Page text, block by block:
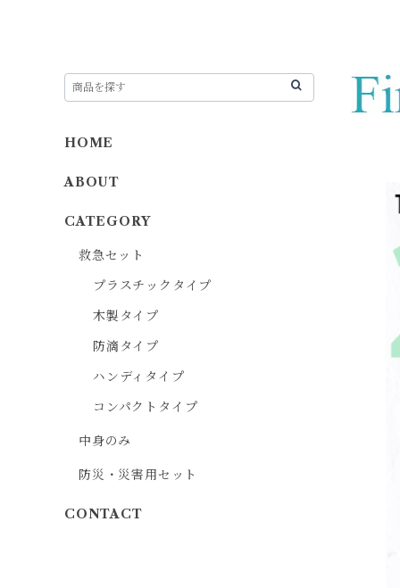
HOME
ABOUT
CATEGORY
救急セット
プラスチックタイプ
木製タイプ
防滴タイプ
ハンディタイプ
コンパクトタイプ
中身のみ
防災・災害用セット
CONTACT